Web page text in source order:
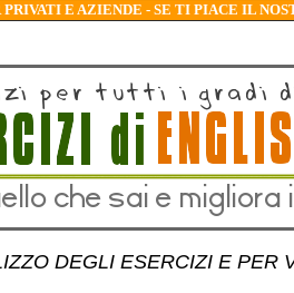
E AZIENDE - SE TI PIACE IL
DEGLI ESERCIZI E PER